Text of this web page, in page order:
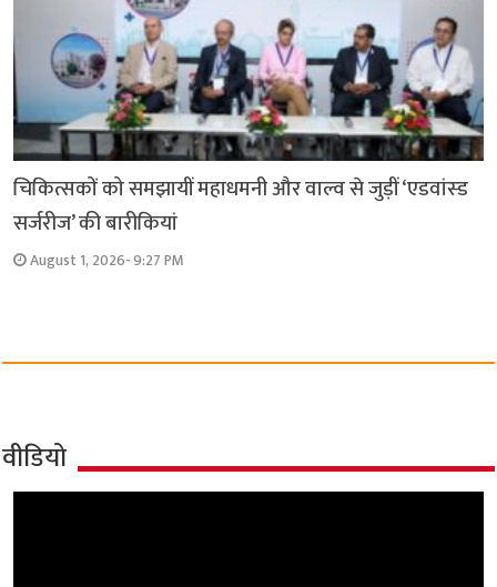
चिकित्सकों को समझायीं महाधमनी और वाल्व से जुड़ीं ‘एडवांस्ड
सर्जरीज’ की बारीकियां
August 1, 2026- 9:27 PM
वीडियो